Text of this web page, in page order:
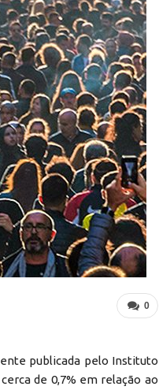
0
publicada pelo Instituto
de 0,7% em relação ao